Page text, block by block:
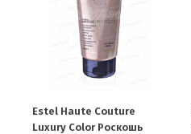
Estel Haute Couture
Luxury Color Роскошь